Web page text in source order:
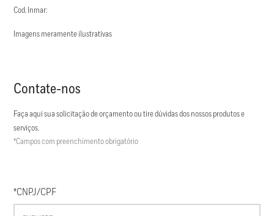
Cod. Inmar:
Imagens meramente ilustrativas
Contate-nos
Faça aqui sua solicitação de orçamento ou tire dúvidas dos nossos produtos e
serviços.
*Campos com preenchimento obrigatório
*CNPJ/CPF